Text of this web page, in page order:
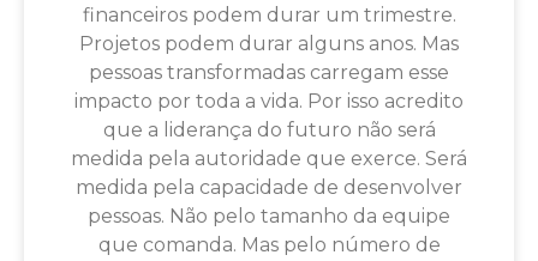
financeiros podem durar um trimestre.
Projetos podem durar alguns anos. Mas
pessoas transformadas carregam esse
impacto por toda a vida. Por isso acredito
que a liderança do futuro não será
medida pela autoridade que exerce. Será
medida pela capacidade de desenvolver
pessoas. Não pelo tamanho da equipe
que comanda. Mas pelo número de